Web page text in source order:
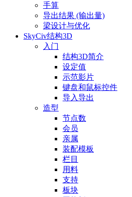
手算
导出结果 (输出量)
梁设计与优化
SkyCiv结构3D
入门
结构3D简介
设定值
示范影片
键盘和鼠标控件
导入导出
造型
节点数
会员
亲属
装配模板
栏目
用料
支持
板块